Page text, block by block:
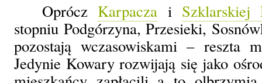
Oprócz Karpacza i Szklarskiej
stopniu Podgórzyna, Przesieki,
pozostają wczasowiskami – reszta
Jedynie Kowary rozwijają się jako